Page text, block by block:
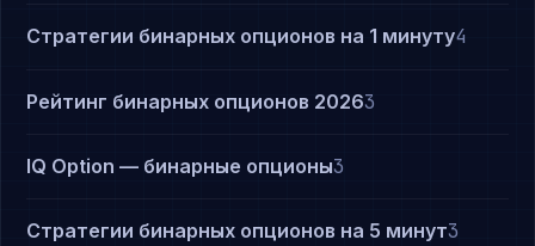
Стратегии бинарных опционов на 1 минуту4
Рейтинг бинарных опционов 20263
IQ Option — бинарные опционы3
Стратегии бинарных опционов на 5 минут3